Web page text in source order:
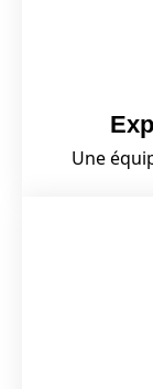
Une